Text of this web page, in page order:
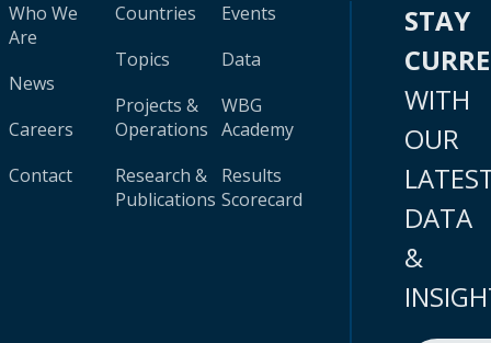
Who We
Are
News
Careers
Contact
Countries
Topics
Projects &
Operations
Research &
Publications
Events
Data
WBG
Academy
Results
Scorecard
STAY
WITH
OUR
DATA
&